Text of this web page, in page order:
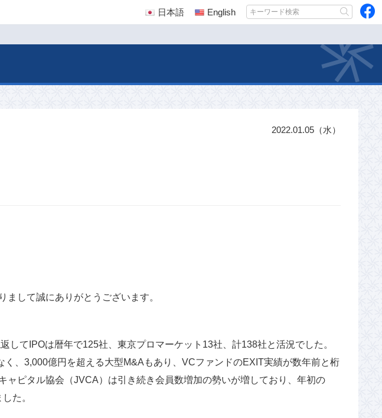
日本語 English
2022.01.05（水）
して誠にありがとうございます。
してIPOは暦年で125社、東京プロマーケット13社、計138社と活況でした。
、3,000億円を超える大型M&Aもあり、VCファンドのEXIT実績が数年前と桁
ャピタル協会（JVCA）は引き続き会員数増加の勢いが増しており、年初の
た。